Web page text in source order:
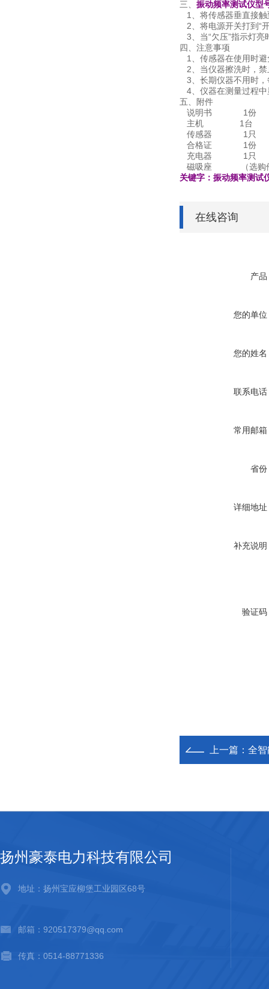
三、 振动频率测试仪型
1、将传感器垂直接触
2、将电源开关打到“
3、当“欠压”指示灯亮
四、注意事项
1、传感器在使用时避
2、当仪器擦洗时，
3、长期仪器不用时，
4、仪器在测
五、附件
说明书 1份
主机 1台
传感器 1只
合格证 1份
充电器 1只
磁吸座 （选购
关键字：振动频率测试
在线咨询
产品
您的单位
您的姓名
联系电话
常用邮箱
省份
详细地址
补充说明
验证码
上一篇： 全
扬州豪泰电力科技有限公司
地址：扬州宝应柳堡工业园区68号
邮箱：920517379@qq.com
传真：0514-88771336